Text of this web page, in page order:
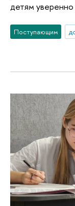
детям
Поступающим